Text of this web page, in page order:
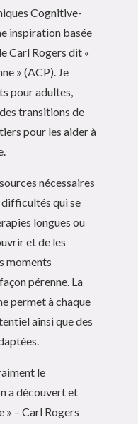
Cognitive-
inspiration basée
Carl Rogers dit «
» (ACP). Je
pour adultes,
transitions de
pour les aider à
nécessaires
qui se
longues ou
et de les
moments
pérenne. La
permet à chaque
ainsi que des
le
a découvert et
» – Carl Rogers